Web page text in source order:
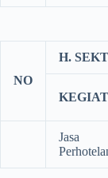
NO
H.
Jasa